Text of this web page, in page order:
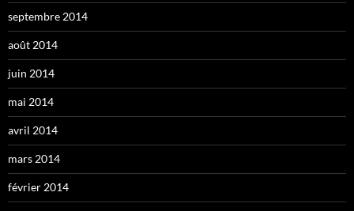
septembre 2014
août 2014
juin 2014
mai 2014
avril 2014
mars 2014
février 2014